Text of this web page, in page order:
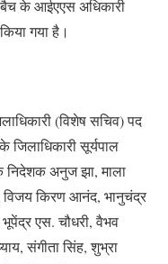
बैच के आईएएस अधिकारी
गया है।
(विशेष सचिव) पद
सूर्यपाल
निदेशक अनुज झा, माला
विजय किरण आनंद, भानुचंद्र
एस. चौधरी, वैभव
संगीता सिंह, शुभ्रा